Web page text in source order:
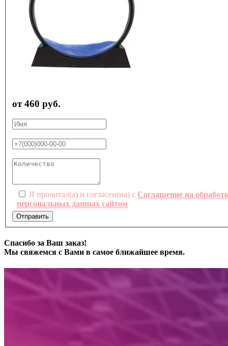
от 460 руб.
Я прочитал(а) и согласен(на) с Соглашение на
персональных данных сайтом
Отправить
Спасибо за Ваш заказ!
Мы свяжемся с Вами в самое ближайшее время.